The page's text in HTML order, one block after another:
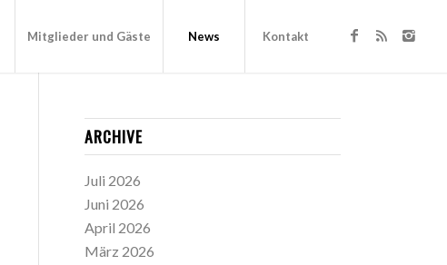
Mitglieder und Gäste News Kontakt
ARCHIVE
Juli 2026
Juni 2026
April 2026
März 2026